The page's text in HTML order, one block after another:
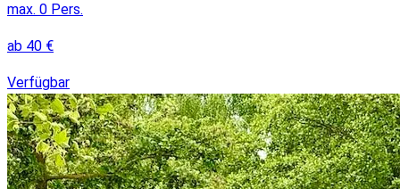
max. 0 Pers.
ab 40 €
Verfügbar